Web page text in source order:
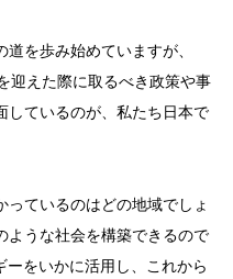
を歩み始めていますが、
迎えた際に取るべき政策や事
しているのが、私たち日本で
っているのはどの地域でしょ
ような社会を構築できるので
ーをいかに活用し、これから